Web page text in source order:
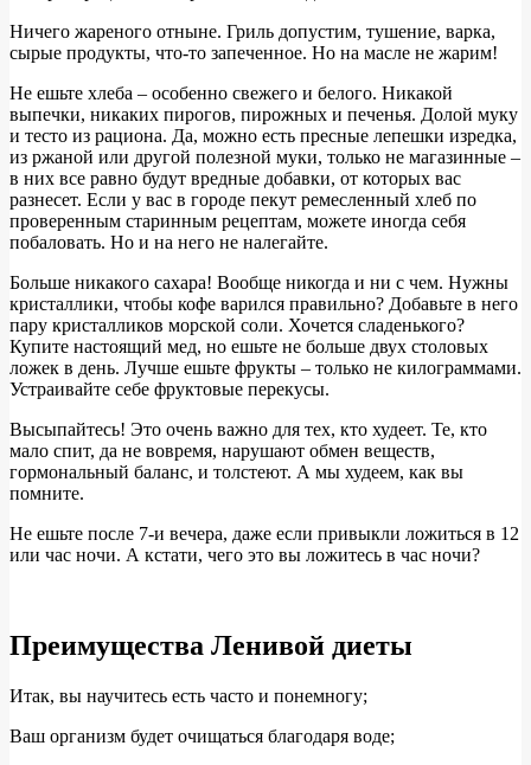
Ничего жареного отныне. Гриль допустим, тушение, варка,
сырые продукты, что-то запеченное. Но на масле не жарим!
Не ешьте хлеба – особенно свежего и белого. Никакой
выпечки, никаких пирогов, пирожных и печенья. Долой муку
и тесто из рациона. Да, можно есть пресные лепешки изредка,
из ржаной или другой полезной муки, только не магазинные –
в них все равно будут вредные добавки, от которых вас
разнесет. Если у вас в городе пекут ремесленный хлеб по
проверенным старинным рецептам, можете иногда себя
побаловать. Но и на него не налегайте.
Больше никакого сахара! Вообще никогда и ни с чем. Нужны
кристаллики, чтобы кофе варился правильно? Добавьте в него
пару кристалликов морской соли. Хочется сладенького?
Купите настоящий мед, но ешьте не больше двух столовых
ложек в день. Лучше ешьте фрукты – только не килограммами.
Устраивайте себе фруктовые перекусы.
Высыпайтесь! Это очень важно для тех, кто худеет. Те, кто
мало спит, да не вовремя, нарушают обмен веществ,
гормональный баланс, и толстеют. А мы худеем, как вы
помните.
Не ешьте после 7-и вечера, даже если привыкли ложиться в 12
или час ночи. А кстати, чего это вы ложитесь в час ночи?
Преимущества Ленивой диеты
Итак, вы научитесь есть часто и понемногу;
Ваш организм будет очищаться благодаря воде;